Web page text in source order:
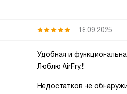
18.09.2025
Удобная и
Люблю AirFry.!!
Недостатков не